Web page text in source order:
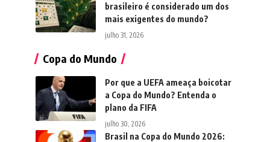
brasileiro é considerado um dos
mais exigentes do mundo?
julho 31, 2026
Copa do Mundo
Por que a UEFA ameaça boicotar
a Copa do Mundo? Entenda o
plano da FIFA
julho 30, 2026
Brasil na Copa do Mundo 2026: